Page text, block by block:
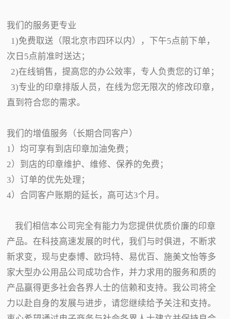
我们的服务更专业
1)免费取送（限北京市四环以内），下午5点前下单，
次日5点前准时送达；
2)在线销售，提高您的办公效率，专人负责您的订单；
3)专业的印章排版人员，在线为您无限次的修改印章，
直到符合您的需求。
我们的增值服务（长期合同客户）
1）均可享有到店印章加油免费；
2）到店的印章维护、维修、保养的免费；
3）订单的优先处理；
4）合同客户账期的延长，高可达3个月。
我们相信本公司完全有能力为您提供优质价廉的印章
产品。在科技高速发展的时代，我们与时俱进，不断求
新求变，现与史泰博、欧玛特、易优百、施美文怡等多
家大型办公用品公司成功合作，并力求用的服务和质的
产品赢得更多社会各界人士的信赖和支持。我公司将全
力以赴自身的发展与进步，请您继续给予关注和支持。